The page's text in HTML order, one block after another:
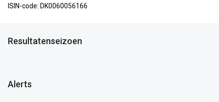
ISIN-code: DK0060056166
Resultatenseizoen
Alerts